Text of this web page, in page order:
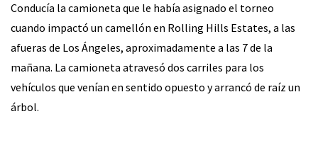
Conducía la camioneta que le había asignado el torneo
cuando impactó un camellón en Rolling Hills Estates, a las
afueras de Los Ángeles, aproximadamente a las 7 de la
mañana. La camioneta atravesó dos carriles para los
vehículos que venían en sentido opuesto y arrancó de raíz un
árbol.